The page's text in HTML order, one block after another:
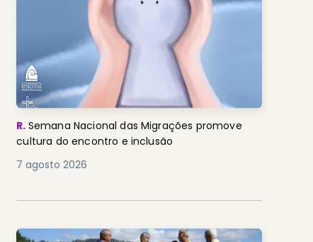
R. Semana Nacional das Migrações promove
cultura do encontro e inclusão
7 agosto 2026